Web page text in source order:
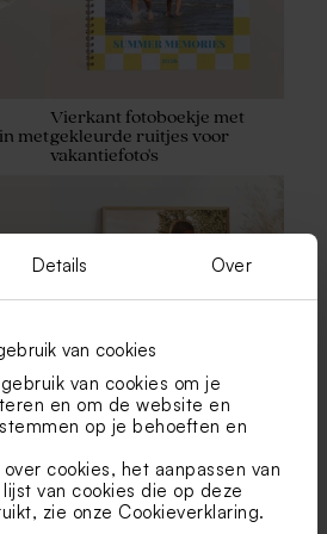
Details Over
van cookies
van cookies om je
en om de website en
op je behoeften en
cookies, het aanpassen van
van cookies die op deze
zie onze Cookieverklaring.
met
Vierkant fotoboekje met
gekleurde ruitjes voor
vakantiefoto's
Poster met foto